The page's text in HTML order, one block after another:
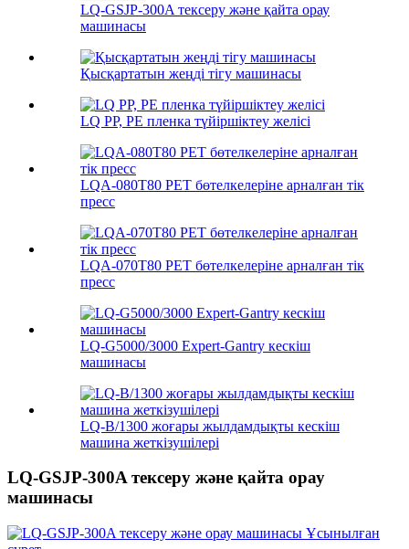
LQ-GSJP-300A тексеру және қайта орау
машинасы
Қысқартатын жеңді тігу машинасы
LQ PP, PE пленка түйіршіктеу желісі
LQA-080T80 PET бөтелкелеріне арналған тік
пресс
LQA-070T80 PET бөтелкелеріне арналған тік
пресс
LQ-G5000/3000 Expert-Gantry кескіш
машинасы
LQ-B/1300 жоғары жылдамдықты кескіш
машина жеткізушілері
LQ-GSJP-300A тексеру және қайта орау
машинасы